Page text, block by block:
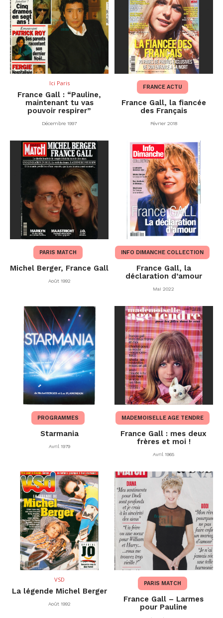
Ici Paris
France Gall : “Pauline,
maintenant tu vas
pouvoir respirer”
Décembre 1997
FRANCE ACTU
France Gall, la fiancée
des Français
Février 2018
PARIS MATCH
Michel Berger, France Gall
Août 1992
INFO DIMANCHE COLLECTION
France Gall, la
déclaration d’amour
Mai 2022
PROGRAMMES
Starmania
Avril 1979
MADEMOISELLE AGE TENDRE
France Gall : mes deux
frères et moi !
Avril 1965
VSD
La légende Michel Berger
Août 1992
PARIS MATCH
France Gall – Larmes
pour Pauline